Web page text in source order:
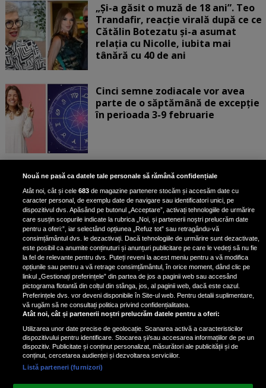
„Și-a găsit o muză de 18 ani”. Teo
Trandafir, reacție virală după ce ce
Cătălin Botezatu și-a asumat
relația cu Nicolle, iubita mai
tânără cu 40 de ani
Cinci semne zodiacale vor avea
parte de o săptămână de excepție
în perioada 3-9 februarie
Aur albastru: superalimentul
bogat în fier care reduce
colesterolul și combate
îmbătrânirea
Claudia Pătrășcanu, mărturisiri
despre relația cu Liviu Vârciu. De ce
s-au despărțit cei doi: „Eu mi-aș fi
dorit să fi rămas doar prieteni”
Nouă ne pasă ca datele tale personale să rămână confidențiale
Atât noi, cât și cele683 de magazine partenere stocăm și accesăm date cu
caracter personal, de exemplu date de navigare sau identificatori unici, pe
dispozitivul dvs. Apăsând pe butonul „Acceptare”, activați tehnologiile de urmărire
care susțin scopurile indicate la rubrica „Noi, și partenerii noștri prelucrăm date
pentru a oferi:”, iar selectând opțiunea „Refuz tot” sau retragându-vă
consimțământul dvs. le dezactivați. Dacă tehnologiile de urmărire sunt dezactivate,
este posibil ca anumite conținuturi și anunțuri publicitare pe care le vedeți să nu fie
la fel de relevante pentru dvs. Puteți reveni la acest meniu pentru a vă modifica
opțiunile sau pentru a vă retrage consimțământul, în orice moment, dând clic pe
linkul „Gestionați preferințele” din partea de jos a paginii web sau accesând
pictograma flotantă din colțul din stânga, jos, al paginii web, dacă este cazul.
Preferințele dvs. vor deveni disponibile în Site-ul web. Pentru detalii suplimentare,
vă rugăm să ne consultați politica privind confidențialitatea.
Atât noi, cât și partenerii noștri prelucrăm datele pentru a oferi:
Utilizarea unor date precise de geolocație. Scanarea activă a caracteristicilor
dispozitivului pentru identificare. Stocarea și/sau accesarea informațiilor de pe un
dispozitiv. Publicitate și conținut personalizat, măsurători ale publicității și de
conținut, cercetarea audienței și dezvoltarea serviciilor.
Listă parteneri (furnizori)